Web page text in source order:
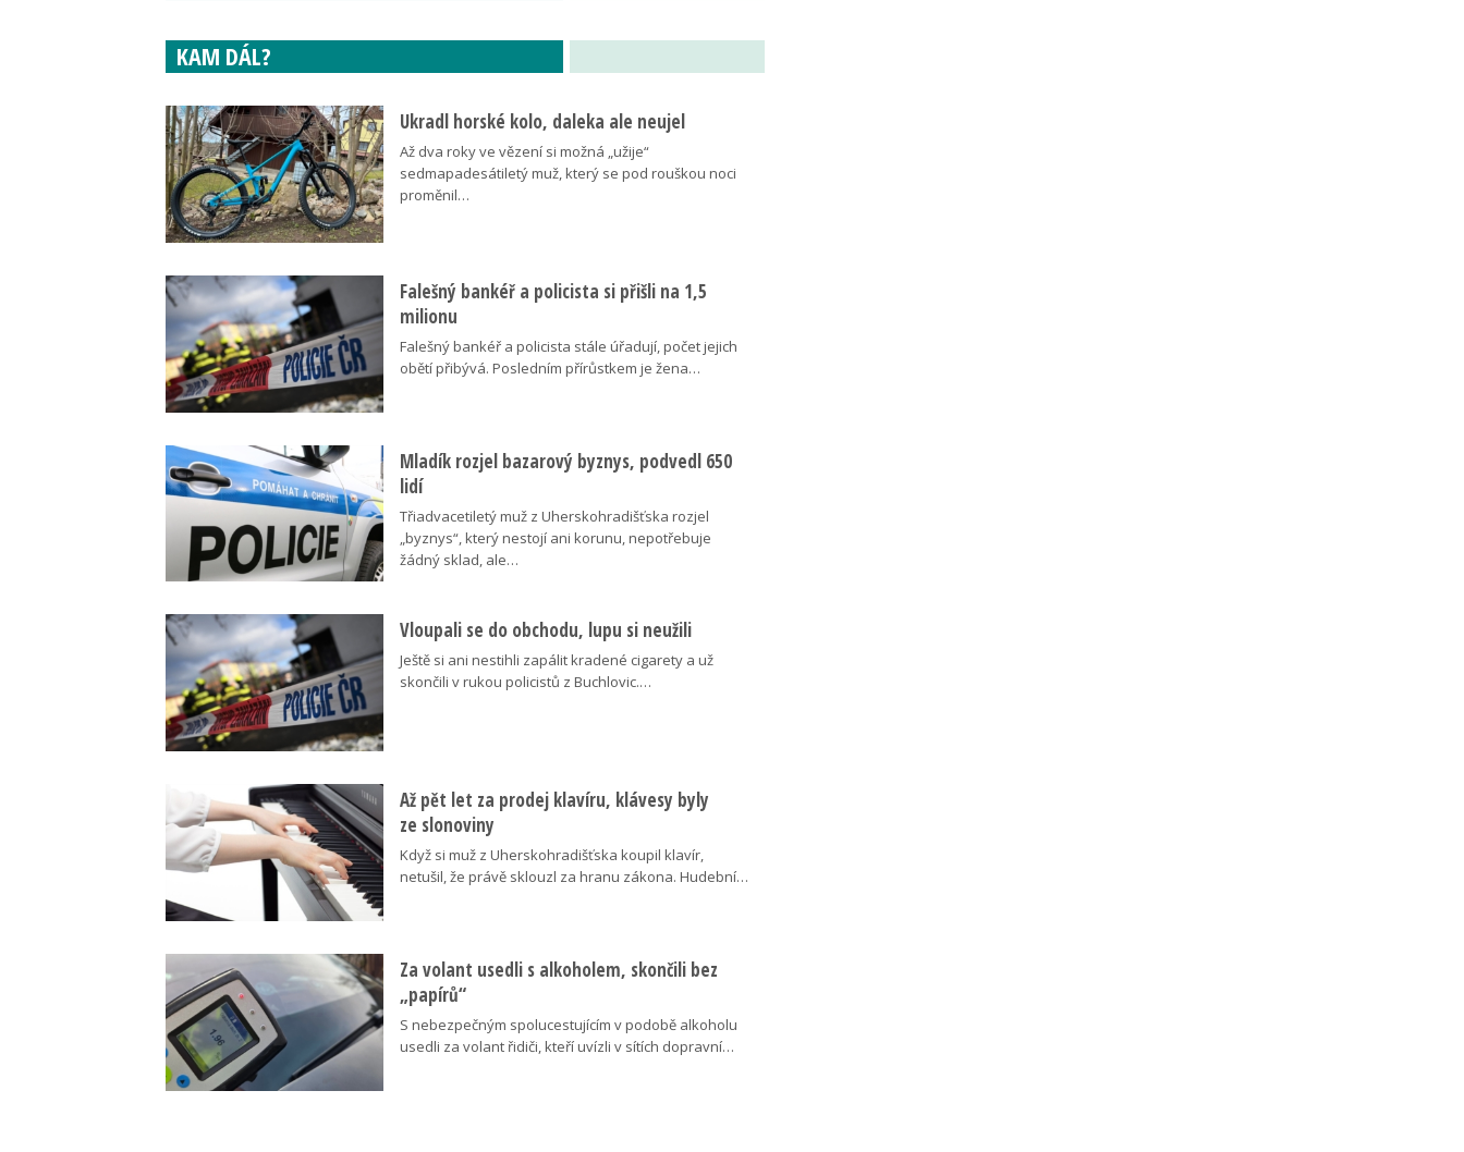
KAM DÁL?
Ukradl horské kolo, daleka ale neujel
Až dva roky ve vězení si možná „užije“
sedmapadesátiletý muž, který se pod rouškou noci
proměnil…
Falešný bankéř a policista si přišli na 1,5
milionu
Falešný bankéř a policista stále úřadují, počet jejich
obětí přibývá. Posledním přírůstkem je žena…
Mladík rozjel bazarový byznys, podvedl 650
lidí
Třiadvacetiletý muž z Uherskohradišťska rozjel
„byznys“, který nestojí ani korunu, nepotřebuje
žádný sklad, ale…
Vloupali se do obchodu, lupu si neužili
Ještě si ani nestihli zapálit kradené cigarety a už
skončili v rukou policistů z Buchlovic.…
Až pět let za prodej klavíru, klávesy byly
ze slonoviny
Když si muž z Uherskohradišťska koupil klavír,
netušil, že právě sklouzl za hranu zákona. Hudební…
Za volant usedli s alkoholem, skončili bez
„papírů“
S nebezpečným spolucestujícím v podobě alkoholu
usedli za volant řidiči, kteří uvízli v sítích dopravní…